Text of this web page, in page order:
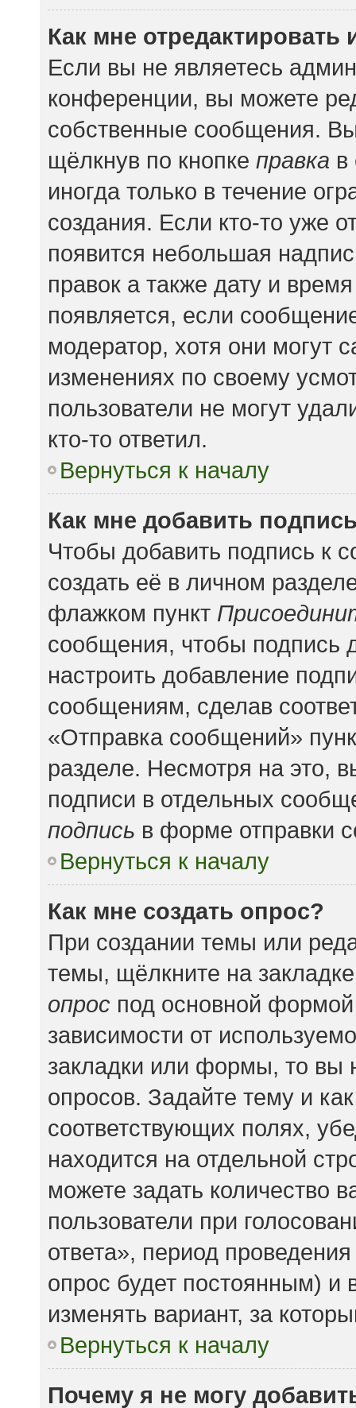
Как мне
Если вы не являетесь
конференции, вы можете
собственные сообщения.
щёлкнув по кнопке правка в
иногда только в течение
создания. Если кто-то уже
появится небольшая
правок а также дату и
появляется, если
модератор, хотя они могут
изменениях по своему
пользователи не могут
кто-то ответил.
Вернуться к началу
Как мне добавить
Чтобы добавить подпись к
создать её в личном
флажком пункт
сообщения, чтобы подпись
настроить добавление
сообщениям, сделав
«Отправка сообщений»
разделе. Несмотря на это,
подписи в отдельных
подпись в форме отправки
Вернуться к началу
Как мне создать опрос?
При создании темы или
темы, щёлкните на
опрос под основной
зависимости от
закладки или формы, то вы
опросов. Задайте тему и
соответствующих полях,
находится на отдельной
можете задать количество
пользователи при
ответа», период
опрос будет постоянным) и
изменять вариант, за
Вернуться к началу
Почему я не могу